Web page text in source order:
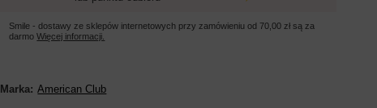
Smile - dostawy ze sklepów internetowych przy zamówieniu od 70,00 zł są za
darmoWięcej informacji.
Marka American Club